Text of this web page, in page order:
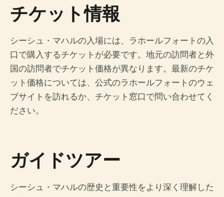
チケット情報
シーシュ・マハルの入場には、ラホールフォートの入
口で購入するチケットが必要です。地元の訪問者と外
国の訪問者でチケット価格が異なります。最新のチケ
ット価格については、公式のラホールフォートのウェ
ブサイトを訪れるか、チケット窓口で問い合わせてく
ださい。
ガイドツアー
シーシュ・マハルの歴史と重要性をより深く理解した